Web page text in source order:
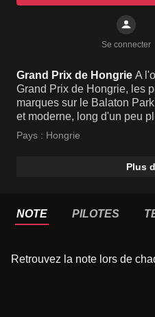
Se connecter
Grand Prix de Hongrie A
Grand Prix de Hongrie, les
marques sur le Balaton
et moderne, long d'un peu
Pays : Hongrie
Plus
NOTE PILOTES
Retrouvez la note lors de